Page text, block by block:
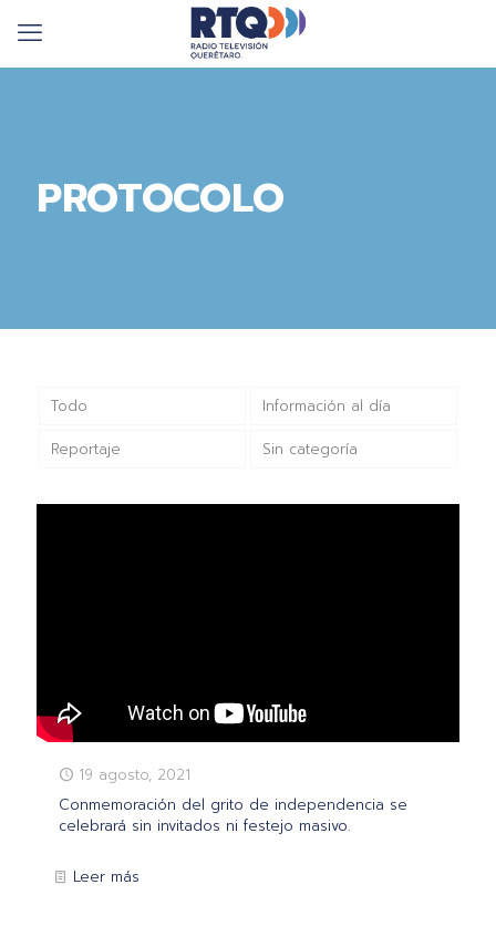
PROTOCOLO
Todo Información al día
Reportaje Sin categoría
19 agosto, 2021
Conmemoración del grito de independencia se
celebrará sin invitados ni festejo masivo.
Leer más